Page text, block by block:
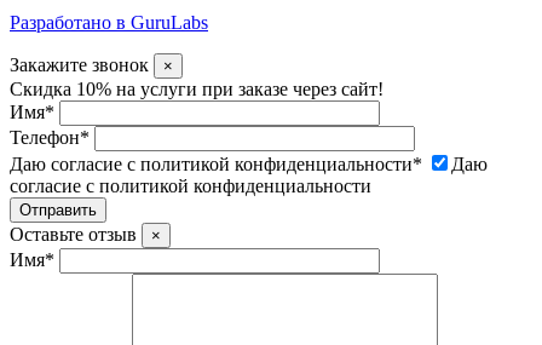
Разработано в GuruLabs
Закажите звонок ×
Скидка 10% на услуги при заказе через сайт!
Имя*
Телефон*
Даю согласие с политикой конфиденциальности*
Даю
согласие с политикой конфиденциальности
Оставьте отзыв ×
Имя*